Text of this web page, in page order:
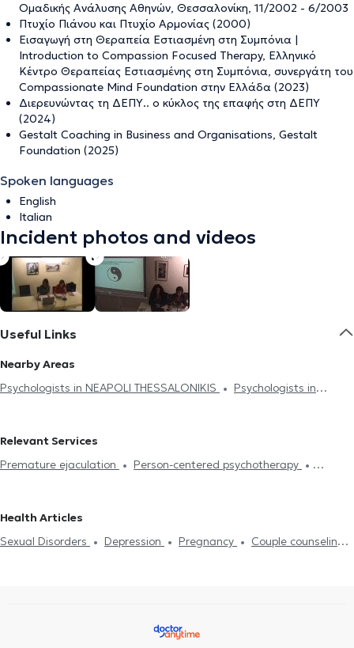
Ομαδικής Ανάλυσης Αθηνών, Θεσσαλονίκη, 11/2002 - 6/2003
Πτυχίο Πιάνου και Πτυχίο Αρμονίας (2000)
Eισαγωγή στη Θεραπεία Εστιασμένη στη Συμπόνια |
Ιntroduction to Compassion Focused Therapy, Ελληνικό
Κέντρο Θεραπείας Εστιασμένης στη Συμπόνια, συνεργάτη του
Compassionate Mind Foundation στην Ελλάδα (2023)
Διερευνώντας τη ΔΕΠΥ.. ο κύκλος της επαφής στη ΔΕΠΥ
(2024)
Gestalt Coaching in Business and Organisations, Gestalt
Foundation (2025)
Spoken languages
English
Italian
Incident photos and videos
Useful Links
Nearby Areas
Psychologists in NEAPOLI THESSALONIKIS
Psychologists in
Psychologists in CHARILAOU
Psychologists in EVOSMOS
Psychologists in NTEPO
Relevant Services
Premature ejaculation
Person-centered psychotherapy
και παιδιών
Ομαδική ψυχοθεραπεία
enhancement
Dementia caregiver counseling
Life coaching
Health Articles
Sexual Disorders
Depression Pregnancy
Couple counseling